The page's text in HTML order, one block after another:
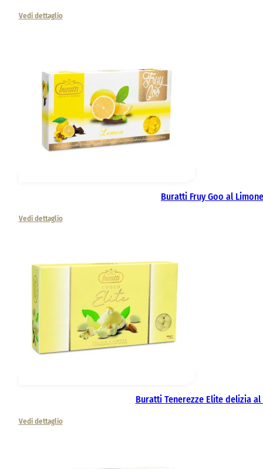
Vedi dettaglio
Buratti Fruy Goo al Limone
Vedi dettaglio
Buratti Tenerezze Elite delizia
Vedi dettaglio